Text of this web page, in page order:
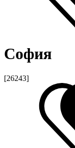
София
[26243]